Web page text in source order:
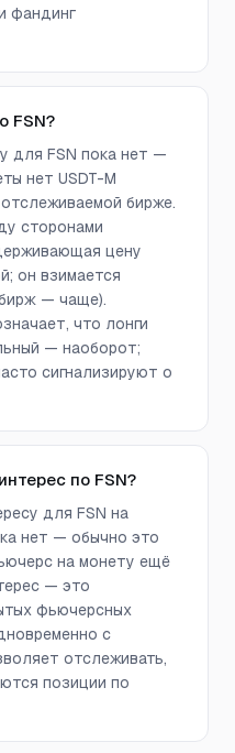
фандинг
FSN?
для FSN пока нет —
нет USDT-M
бирже.
сторонами
цену
он взимается
— чаще).
что лонги
— наоборот;
сигнализируют о
по FSN?
для FSN на
нет — обычно это
на монету ещё
— это
фьючерсных
с
отслеживать,
позиции по